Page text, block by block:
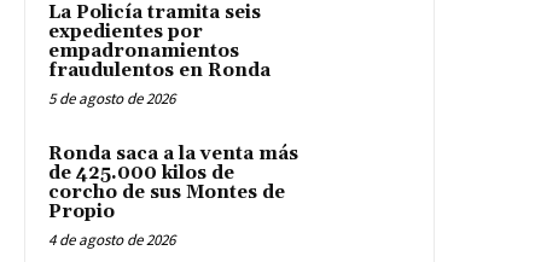
La Policía tramita seis
expedientes por
empadronamientos
fraudulentos en Ronda
5 de agosto de 2026
Ronda saca a la venta más
de 425.000 kilos de
corcho de sus Montes de
Propio
4 de agosto de 2026